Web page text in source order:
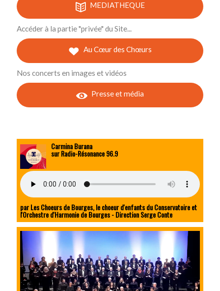
MEDIATHEQUE
Accéder à la partie "privée" du Site...
Au Cœur des Chœurs
Nos concerts en images et vidéos
Presse et média
Carmina Burana
sur Radio-Résonance 96.9
par Les Choeurs de Bourges, le choeur d'enfants du Conservatoire et
l'Orchestre d'Harmonie de Bourges - Direction Serge Conte